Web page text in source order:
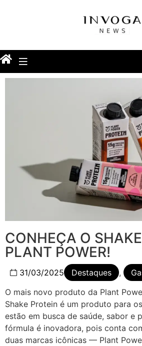
CONHEÇA O
PLANT POWER!
31/03/2025 Destaques ,
O mais novo produto da Plant
Shake Protein é um produto para
estão em busca de saúde, sabor e
fórmula é inovadora, pois conta
duas marcas icônicas — Plant